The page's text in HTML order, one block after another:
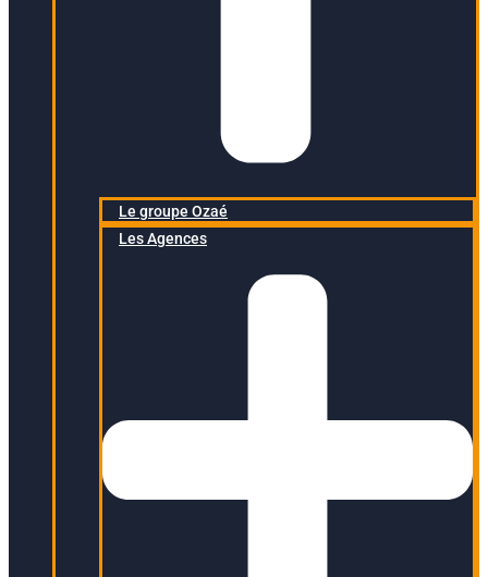
Le groupe Ozaé
Les Agences